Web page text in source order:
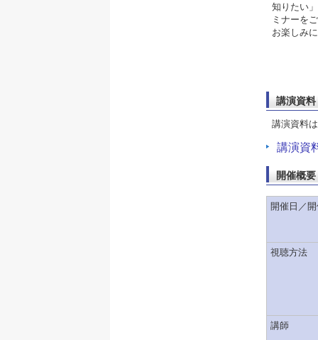
知りたい
ミナーを
お楽しみ
講演資料
講演資料
講演資
開催概要
開催日／
視聴方法
講師